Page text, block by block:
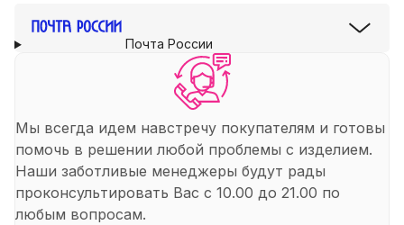
Почта России
Мы всегда идем навстречу покупателям и готовы
помочь в решении любой проблемы с изделием.
Наши заботливые менеджеры будут рады
проконсультировать Вас с 10.00 до 21.00 по
любым вопросам.